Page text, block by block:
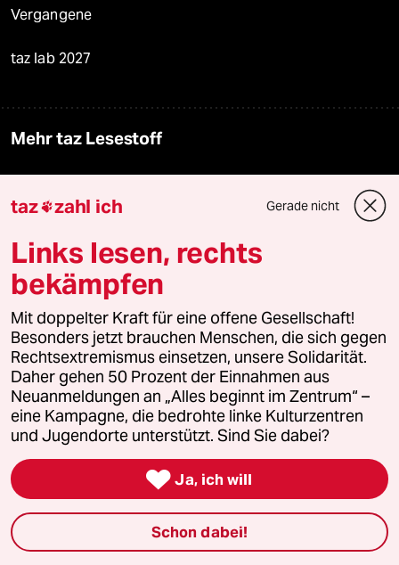
Vergangene
taz lab 2027
Mehr taz Lesestoff
taz Blogs
taz FUTURZWEI
Le Monde diplomatique
taz Archiv
Mehr taz Angebote
Reisen
Shop
taz zahl ich Gerade nicht
Links lesen, rechts
bekämpfen
Mit doppelter Kraft für eine offene Gesellschaft!
Besonders jetzt brauchen Menschen, die sich gegen
Rechtsextremismus einsetzen, unsere Solidarität.
Daher gehen 50 Prozent der Einnahmen aus
Neuanmeldungen an „Alles beginnt im Zentrum“ –
eine Kampagne, die bedrohte linke Kulturzentren
und Jugendorte unterstützt. Sind Sie dabei?
 Ja, ich will
Schon dabei!